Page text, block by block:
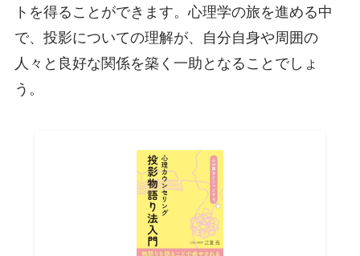
トを得ることができます。心理学の旅を進める中
で、投影についての理解が、自分自身や周囲の
人々と良好な関係を築く一助となることでしょ
う。